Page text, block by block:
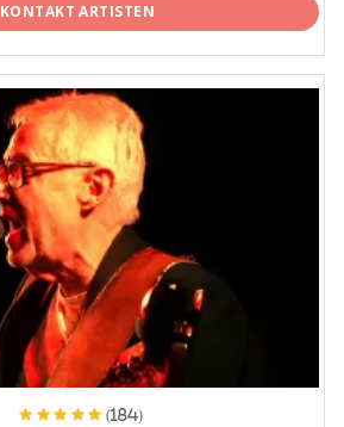
KONTAKT ARTISTEN
(184)